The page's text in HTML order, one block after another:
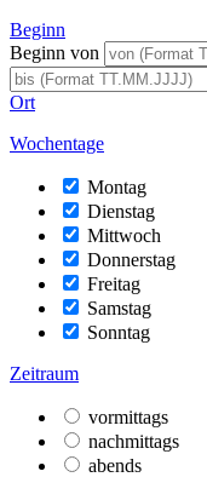
Beginn
Beginn von
Ort
Wochentage
Montag
Dienstag
Mittwoch
Donnerstag
Freitag
Samstag
Sonntag
Zeitraum
vormittags
nachmittags
abends